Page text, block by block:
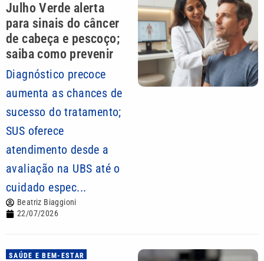
Julho Verde alerta
para sinais do câncer
de cabeça e pescoço;
saiba como prevenir
Diagnóstico precoce
aumenta as chances de
sucesso do tratamento;
SUS oferece
atendimento desde a
avaliação na UBS até o
cuidado espec...
Beatriz Biaggioni
22/07/2026
SAÚDE E BEM-ESTAR